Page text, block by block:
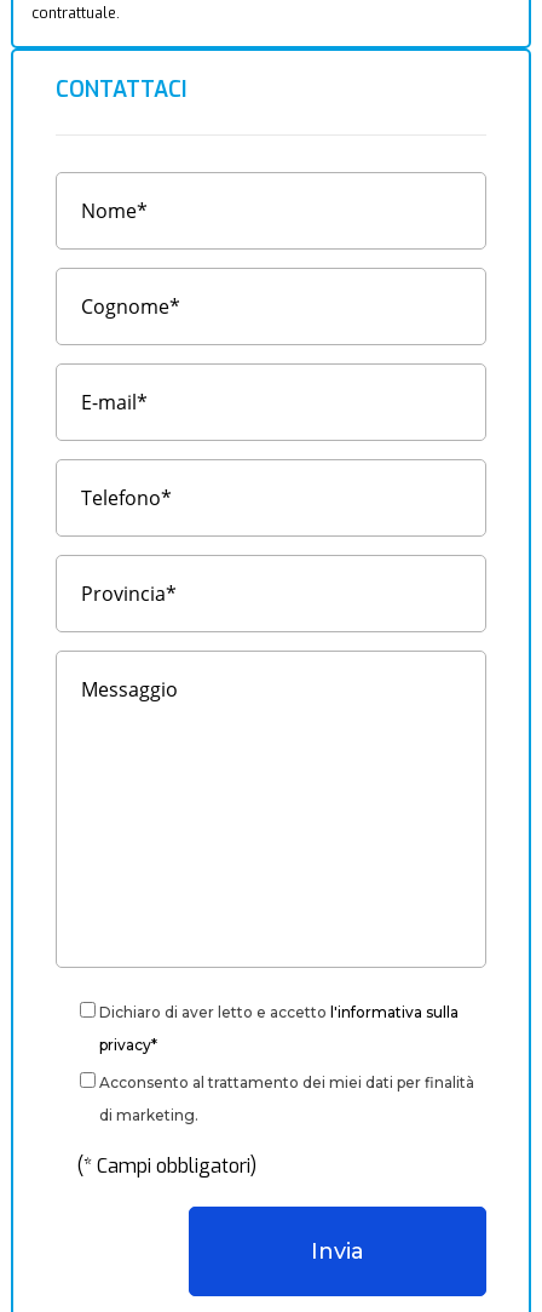
contrattuale.
CONTATTACI
Dichiaro di aver letto e accetto l'informativa sulla
privacy*
Acconsento al trattamento dei miei dati per finalità
di marketing.
(* Campi obbligatori)